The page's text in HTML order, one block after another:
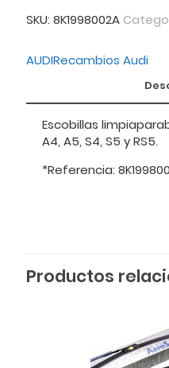
SKU: 8K1998002A
AUDIRecambios Audi
Escobillas
A4, A5, S4, S5 y RS5.
*Referencia:
Productos